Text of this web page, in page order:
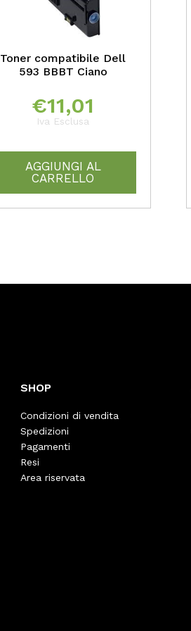
Toner compatibile Dell
593 BBBT Ciano
€11,01
Iva Esclusa
AGGIUNGI AL
CARRELLO
SHOP
Condizioni di vendita
Spedizioni
Pagamenti
Resi
Area riservata